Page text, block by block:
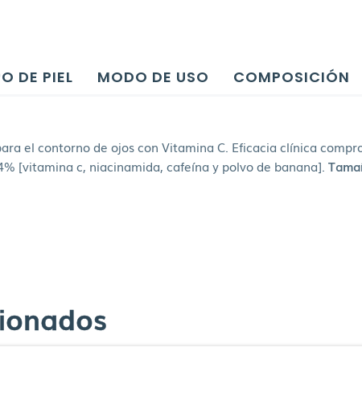
DE PIEL MODO DE USO COMPOSICIÓN
el contorno de ojos con Vitamina C. Eficacia clínica
[vitamina c, niacinamida, cafeína y polvo de banana].